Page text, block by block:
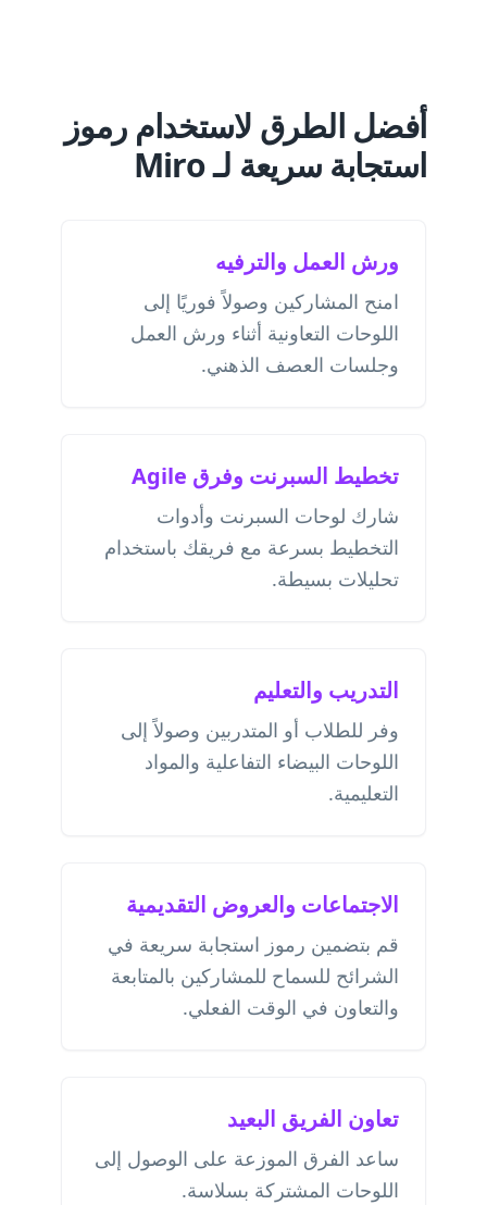
أفضل الطرق لاستخدام رموز
استجابة سريعة لـ Miro
ورش العمل والترفيه
امنح المشاركين وصولاً فوريًا إلى
اللوحات التعاونية أثناء ورش العمل
وجلسات العصف الذهني.
تخطيط السبرنت وفرق Agile
شارك لوحات السبرنت وأدوات
التخطيط بسرعة مع فريقك باستخدام
تحليلات بسيطة.
التدريب والتعليم
وفر للطلاب أو المتدربين وصولاً إلى
اللوحات البيضاء التفاعلية والمواد
التعليمية.
الاجتماعات والعروض التقديمية
قم بتضمين رموز استجابة سريعة في
الشرائح للسماح للمشاركين بالمتابعة
والتعاون في الوقت الفعلي.
تعاون الفريق البعيد
ساعد الفرق الموزعة على الوصول إلى
اللوحات المشتركة بسلاسة.